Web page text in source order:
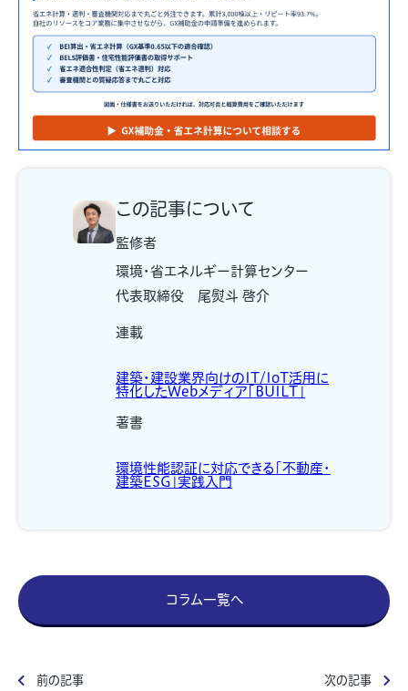
この記事について
監修者
環境・省エネルギー計算センター
代表取締役 尾熨斗 啓介
連載
建築・建設業界向けのIT/IoT活用に
特化したWebメディア「BUILT」
著書
環境性能認証に対応できる「不動産・
建築ESG」実践入門
コラム一覧へ
前の記事 次の記事